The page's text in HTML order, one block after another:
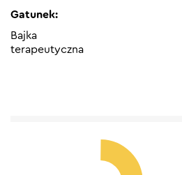
Gatunek:
Bajka
terapeutyczna